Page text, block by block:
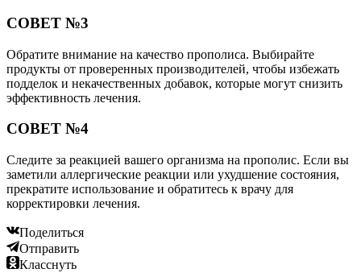
СОВЕТ №3
Обратите внимание на качество прополиса. Выбирайте
продукты от проверенных производителей, чтобы избежать
подделок и некачественных добавок, которые могут снизить
эффективность лечения.
СОВЕТ №4
Следите за реакцией вашего организма на прополис. Если вы
заметили аллергические реакции или ухудшение состояния,
прекратите использование и обратитесь к врачу для
корректировки лечения.
Поделиться
Отправить
Класснуть